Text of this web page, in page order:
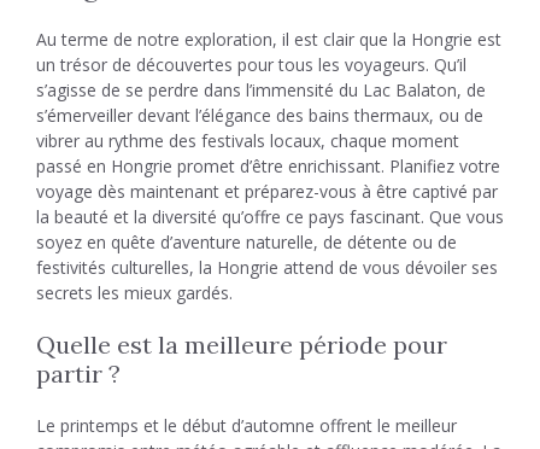
Au terme de notre exploration, il est clair que la Hongrie est
un trésor de découvertes pour tous les voyageurs. Qu’il
s’agisse de se perdre dans l’immensité du Lac Balaton, de
s’émerveiller devant l’élégance des bains thermaux, ou de
vibrer au rythme des festivals locaux, chaque moment
passé en Hongrie promet d’être enrichissant. Planifiez votre
voyage dès maintenant et préparez-vous à être captivé par
la beauté et la diversité qu’offre ce pays fascinant. Que vous
soyez en quête d’aventure naturelle, de détente ou de
festivités culturelles, la Hongrie attend de vous dévoiler ses
secrets les mieux gardés.
Quelle est la meilleure période pour
partir ?
Le printemps et le début d’automne offrent le meilleur